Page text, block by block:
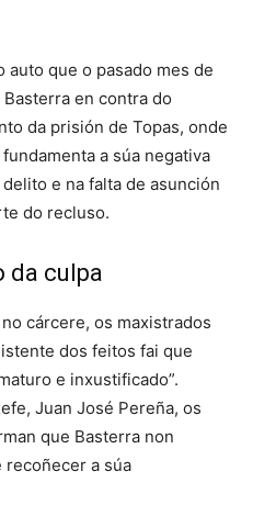
que o pasado mes de
en contra do
da prisión de Topas, onde
a súa negativa
e na falta de asunción
do recluso.
da culpa
cárcere, os maxistrados
dos feitos fai que
e inxustificado”.
Juan José Pereña, os
que Basterra non
recoñecer a súa